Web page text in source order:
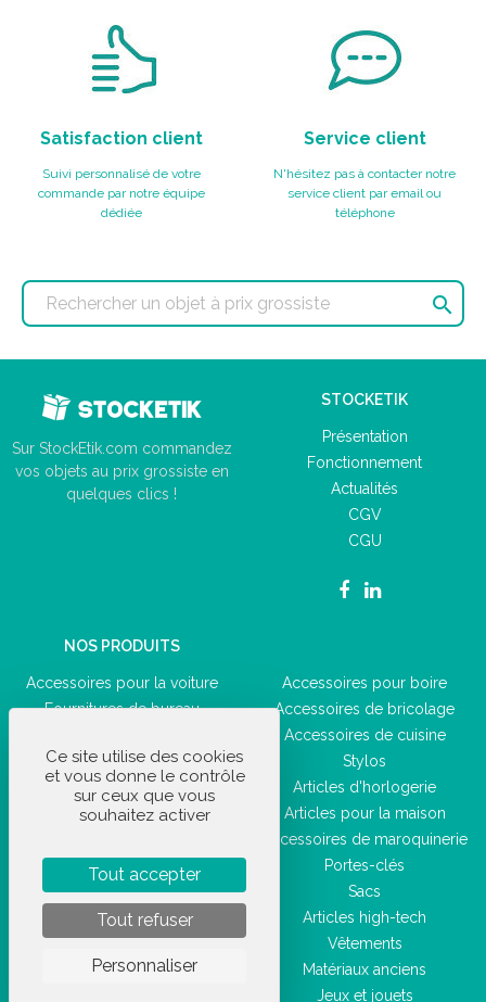
Satisfaction client
Suivi personnalisé de votre
commande par notre équipe
dédiée
Service client
N'hésitez pas à contacter notre
service client par email ou
téléphone

Sur StockEtik.com commandez
vos objets au prix grossiste en
quelques clics !
STOCKETIK
Présentation
Fonctionnement
Actualités
CGV
CGU
NOS PRODUITS
Accessoires pour la voiture
Fournitures de bureau
Articles de loisir
Articles de sport
Produits d'hygiène et de santé
Accessoires de beauté
Accessoires pour boire
Accessoires de bricolage
Accessoires de cuisine
Stylos
Articles d'horlogerie
Articles pour la maison
Accessoires de maroquinerie
Portes-clés
Sacs
Articles high-tech
Vêtements
Matériaux anciens
Jeux et jouets
Ce site utilise des cookies
et vous donne le contrôle
sur ceux que vous
souhaitez activer
Tout accepter
Tout refuser
Personnaliser